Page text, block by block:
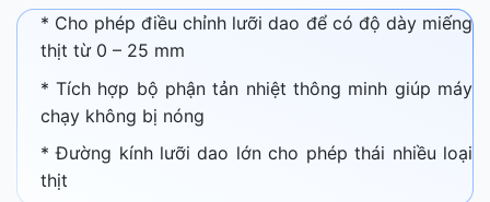
* Cho phép điều chỉnh lưỡi dao để có độ dày miếng
thịt từ 0 – 25 mm
* Tích hợp bộ phận tản nhiệt thông minh giúp máy
chạy không bị nóng
* Đường kính lưỡi dao lớn cho phép thái nhiều loại
thịt